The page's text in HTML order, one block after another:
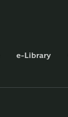
e-Library